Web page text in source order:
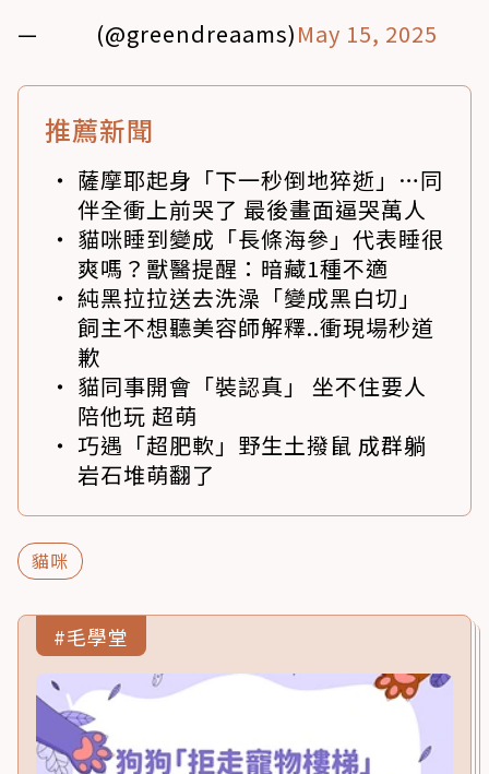
— ᅠ ᅠ (@greendreaams)May 15, 2025
推薦新聞
薩摩耶起身「下一秒倒地猝逝」…同
伴全衝上前哭了 最後畫面逼哭萬人
貓咪睡到變成「長條海參」代表睡很
爽嗎？獸醫提醒：暗藏1種不適
純黑拉拉送去洗澡「變成黑白切」
飼主不想聽美容師解釋..衝現場秒道
歉
貓同事開會「裝認真」 坐不住要人
陪他玩 超萌
巧遇「超肥軟」野生土撥鼠 成群躺
岩石堆萌翻了
貓咪
#毛學堂